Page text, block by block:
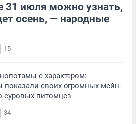
31 июля можно узнать,
осень, — народные
15
с характером:
показали своих огромных мейн-
суровых питомцев
34